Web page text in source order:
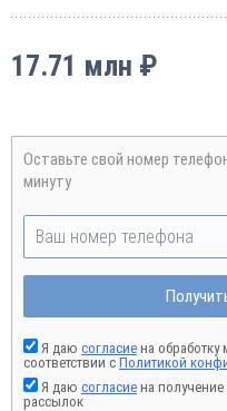
17.71 млн ₽
Оставьте свой номер
минуту
Я даю согласие на
соответствии с Политикой
Я даю согласие на
рассылок